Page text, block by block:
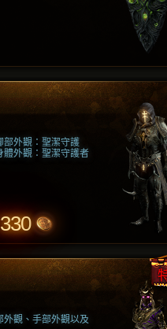
部外觀：聖潔守護
體外觀：聖潔守護者
觀、手部外觀以及